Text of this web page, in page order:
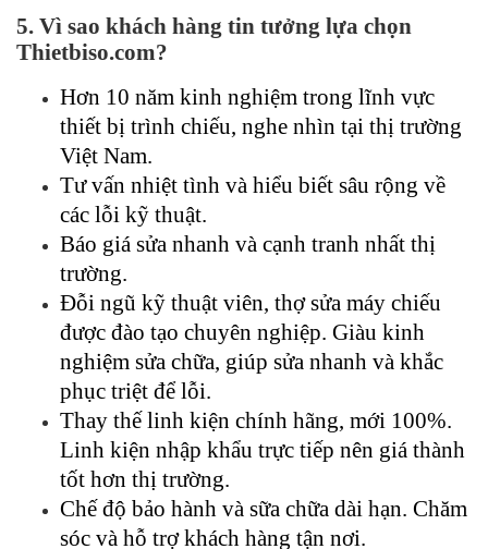
5. Vì sao khách hàng tin tưởng lựa chọn
Thietbiso.com?
Hơn 10 năm kinh nghiệm trong lĩnh vực
thiết bị trình chiếu, nghe nhìn tại thị trường
Việt Nam.
Tư vấn nhiệt tình và hiểu biết sâu rộng về
các lỗi kỹ thuật.
Báo giá sửa nhanh và cạnh tranh nhất thị
trường.
Đỗi ngũ kỹ thuật viên, thợ sửa máy chiếu
được đào tạo chuyên nghiệp. Giàu kinh
nghiệm sửa chữa, giúp sửa nhanh và khắc
phục triệt để lỗi.
Thay thế linh kiện chính hãng, mới 100%.
Linh kiện nhập khẩu trực tiếp nên giá thành
tốt hơn thị trường.
Chế độ bảo hành và sữa chữa dài hạn. Chăm
sóc và hỗ trợ khách hàng tận nơi.